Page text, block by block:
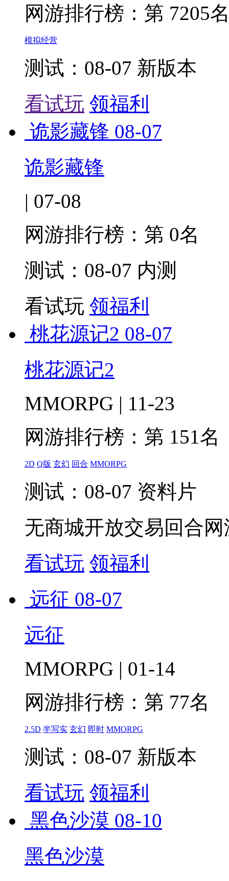
网游排行榜： 第 7205
模拟经营
测试：08-07 新版本
看试玩 领福利
诡影藏锋 08-07
诡影藏锋
| 07-08
网游排行榜： 第 0名
测试：08-07 内测
看试玩 领福利
桃花源记2 08-07
桃花源记2
MMORPG | 11-23
网游排行榜： 第 151名
2D Q版 玄幻 回合 MMORPG
测试：08-07 资料片
无商城开放交易回合网
看试玩 领福利
远征 08-07
远征
MMORPG | 01-14
网游排行榜： 第 77名
2.5D 半写实 玄幻 即时 MMORPG
测试：08-07 新版本
看试玩 领福利
黑色沙漠 08-10
黑色沙漠